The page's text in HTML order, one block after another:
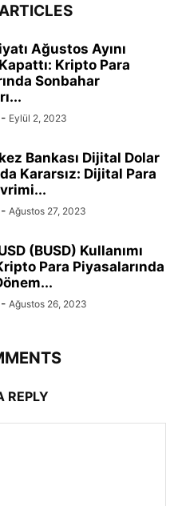
Ağustos Ayını
Kripto Para
Sonbahar
- Eylül 2, 2023
Bankası Dijital Dolar
Kararsız: Dijital Para
- Ağustos 27, 2023
(BUSD) Kullanımı
Para Piyasalarında
- Ağustos 26, 2023
REPLY